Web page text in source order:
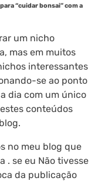
“cuidar bonsai” com a
um nicho
mas em muitos
interessantes
se ao ponto
dia com um único
conteúdos
no meu blog que
. se eu Não tivesse
da publicação